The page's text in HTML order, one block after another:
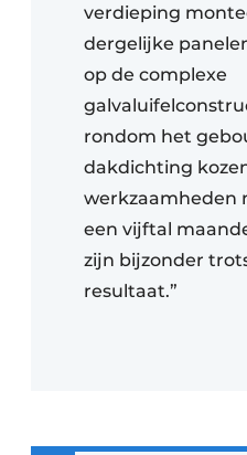
verdieping
dergelijke
op de complexe
rondom het
dakdichting
werkzaamheden
een vijftal
zijn bijzonder
resultaat.”